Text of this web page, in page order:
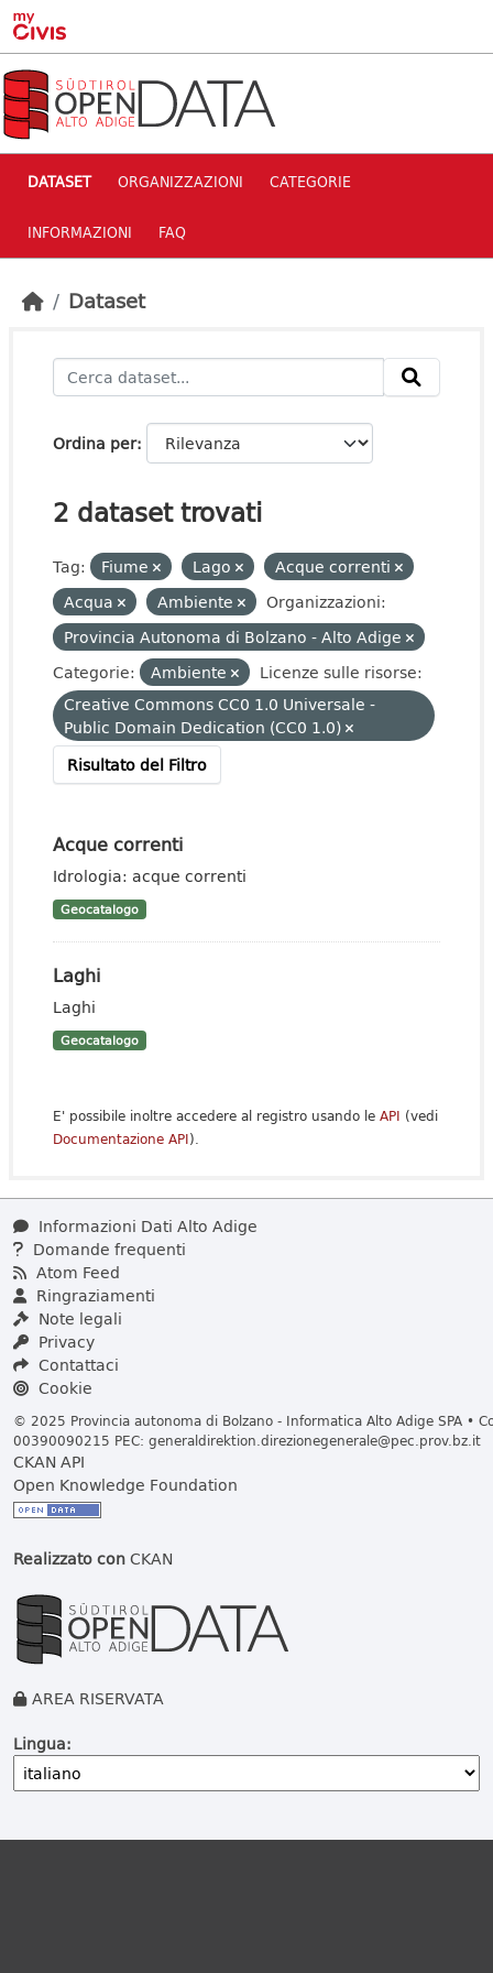
Skip to main content
DATASET ORGANIZZAZIONI CATEGORIE
INFORMAZIONI FAQ
Dataset
Ordina per
2 dataset trovati
Tag: Fiume Lago
Acque correnti
Acqua
Ambiente
Organizzazioni:
Provincia Autonoma di Bolzano - Alto Adige
Categorie:
Ambiente
Licenze sulle risorse:
Creative Commons CC0 1.0 Universale -
Public Domain Dedication (CC0 1.0)
Risultato del Filtro
Acque correnti
Idrologia: acque correnti
Geocatalogo
Laghi
Laghi
Geocatalogo
E' possibile inoltre accedere al registro usando le API (vedi
Documentazione API).
Informazioni Dati Alto Adige
Domande frequenti
Atom Feed
Ringraziamenti
Note legali
Privacy
Contattaci
Cookie
© 2025 Provincia autonoma di Bolzano - Informatica Alto Adige SPA •
00390090215 PEC: generaldirektion.direzionegenerale@pec.prov.bz.it
CKAN API
Open Knowledge Foundation
Realizzato conCKAN
AREA RISERVATA
Lingua